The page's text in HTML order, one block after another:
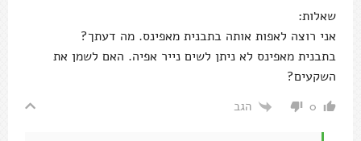
שאלות:
אני רוצה לאפות אותה בתבנית מאפינס. מה דעתך?
בתבנית מאפינס לא ניתן לשים נייר אפיה. האם לשמן את
השקעים?
0 הגב